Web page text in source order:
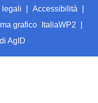
legali Accessibilità
grafico ItaliaWP2
AgID